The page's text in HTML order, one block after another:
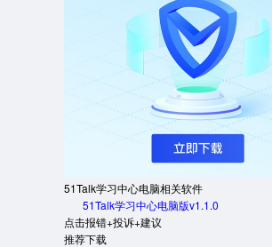
51Talk学习中心电脑相关软件
51Talk学习中心电脑版v1.1.0
点击报错+投诉+建议
推荐下载